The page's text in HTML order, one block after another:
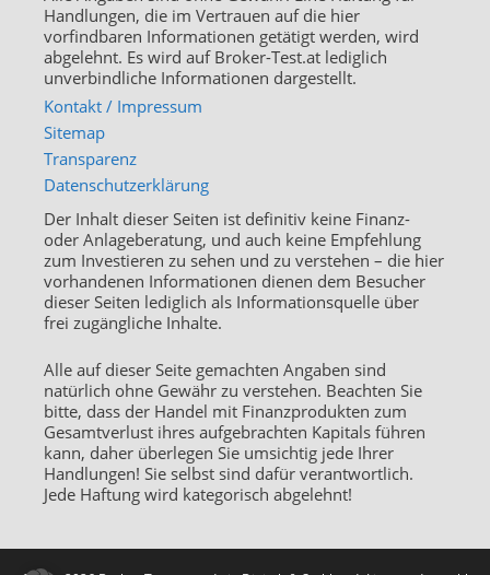
Handlungen, die im Vertrauen auf die hier
vorfindbaren Informationen getätigt werden, wird
abgelehnt. Es wird auf Broker-Test.at lediglich
unverbindliche Informationen dargestellt.
Kontakt / Impressum
Sitemap
Transparenz
Datenschutzerklärung
Der Inhalt dieser Seiten ist definitiv keine Finanz-
oder Anlageberatung, und auch keine Empfehlung
zum Investieren zu sehen und zu verstehen – die hier
vorhandenen Informationen dienen dem Besucher
dieser Seiten lediglich als Informationsquelle über
frei zugängliche Inhalte.
Alle auf dieser Seite gemachten Angaben sind
natürlich ohne Gewähr zu verstehen. Beachten Sie
bitte, dass der Handel mit Finanzprodukten zum
Gesamtverlust ihres aufgebrachten Kapitals führen
kann, daher überlegen Sie umsichtig jede Ihrer
Handlungen! Sie selbst sind dafür verantwortlich.
Jede Haftung wird kategorisch abgelehnt!